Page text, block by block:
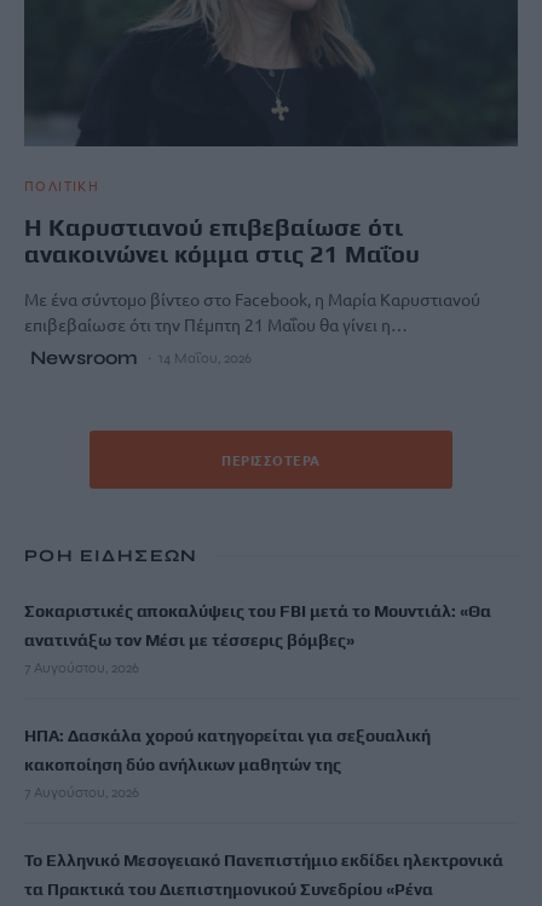
ΠΟΛΙΤΙΚΗ
Η Καρυστιανού επιβεβαίωσε ότι
ανακοινώνει κόμμα στις 21 Μαΐου
Με ένα σύντομο βίντεο στο Facebook, η Μαρία Καρυστιανού
επιβεβαίωσε ότι την Πέμπτη 21 Μαΐου θα γίνει η…
Newsroom 14 Μαΐου, 2026
ΠΕΡΙΣΣΌΤΕΡΑ
ΡΟΗ ΕΙΔΗΣΕΩΝ
Σοκαριστικές αποκαλύψεις του FBI μετά το Μουντιάλ: «Θα
ανατινάξω τον Μέσι με τέσσερις βόμβες»
7 Αυγούστου, 2026
ΗΠΑ: Δασκάλα χορού κατηγορείται για σεξουαλική
κακοποίηση δύο ανήλικων μαθητών της
7 Αυγούστου, 2026
Το Ελληνικό Μεσογειακό Πανεπιστήμιο εκδίδει ηλεκτρονικά
τα Πρακτικά του Διεπιστημονικού Συνεδρίου «Ρένα